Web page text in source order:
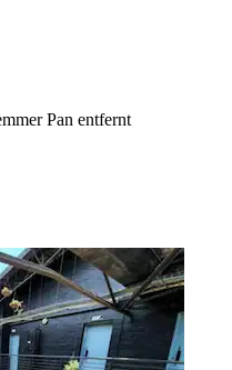
Pan entfernt